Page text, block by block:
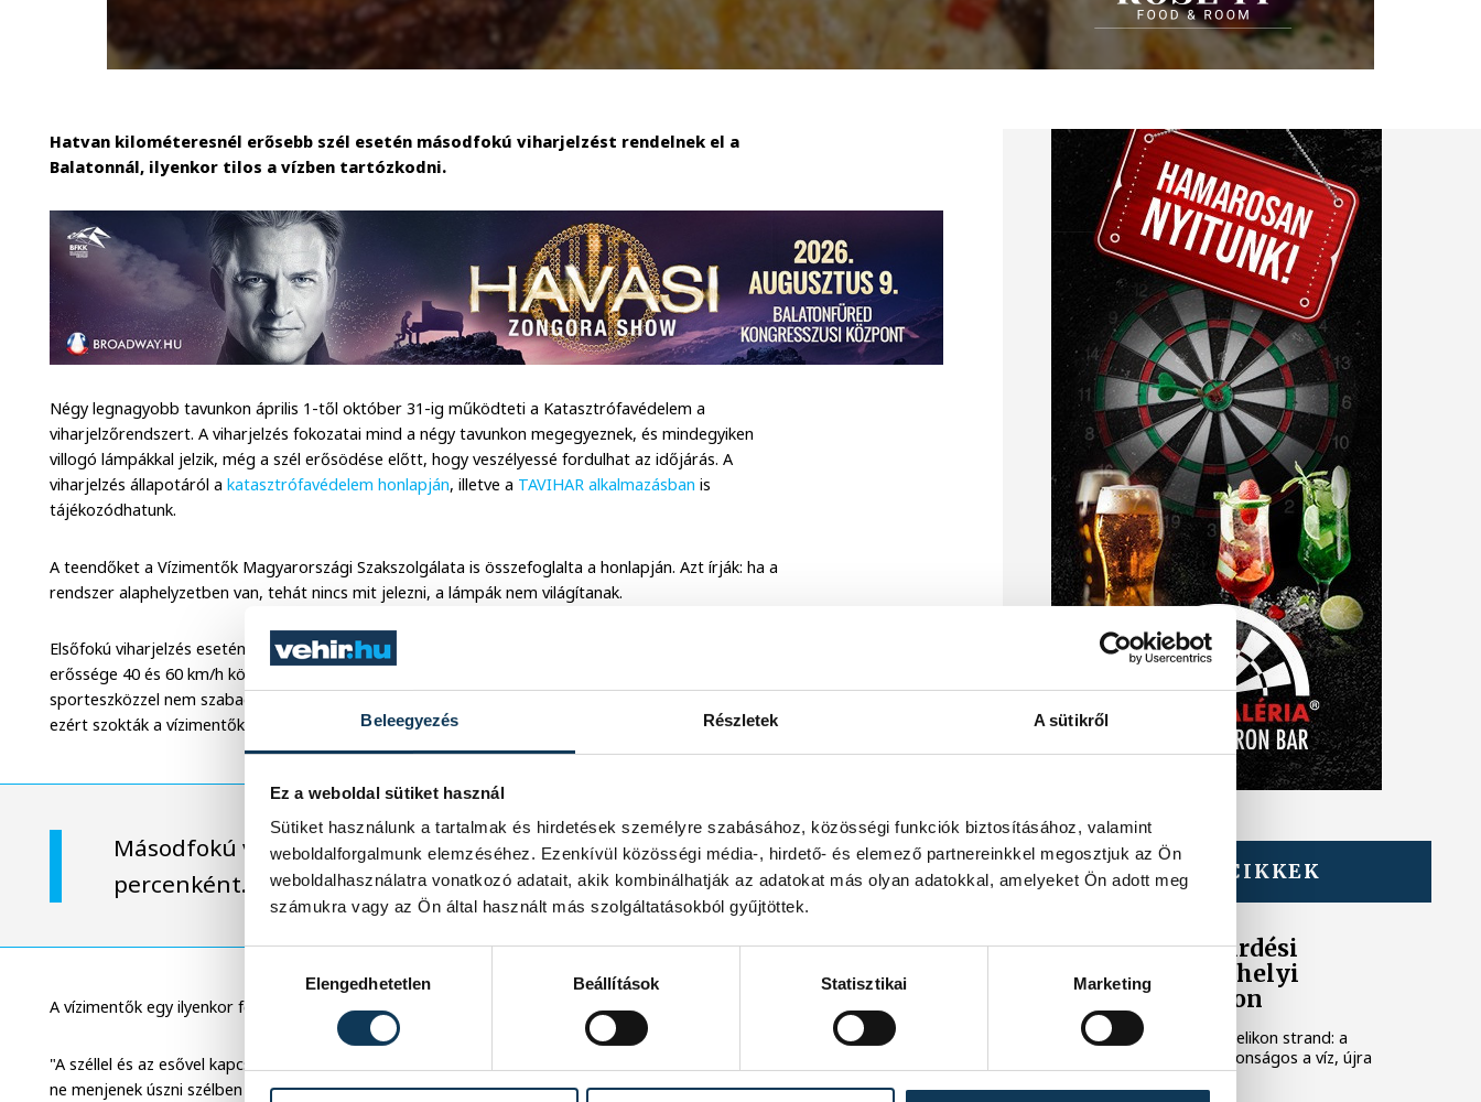
Beleegyezés Részletek A sütikről
Ez a weboldal sütiket használ
Sütiket használunk a tartalmak és hirdetések személyre szabásához, közösségi funkciók biztosításához, valamint
weboldalforgalmunk elemzéséhez. Ezenkívül közösségi média-, hirdető- és elemező partnereinkkel megosztjuk az Ön
weboldalhasználatra vonatkozó adatait, akik kombinálhatják az adatokat más olyan adatokkal, amelyeket Ön adott meg
számukra vagy az Ön által használt más szolgáltatásokból gyűjtöttek.
Elengedhetetlen
Beállítások Statisztikai Marketing
Hatvan kilométeresnél erősebb szél esetén másodfokú viharjelzést rendelnek el a
Balatonnál, ilyenkor tilos a vízben tartózkodni.
Négy legnagyobb tavunkon április 1-től október 31-ig működteti a Katasztrófavédelem a
viharjelzőrendszert. A viharjelzés fokozatai mind a négy tavunkon megegyeznek, és mindegyiken
villogó lámpákkal jelzik, még a szél erősödése előtt, hogy veszélyessé fordulhat az időjárás. A
viharjelzés állapotáról akatasztrófavédelem honlapján, illetve a TAVIHAR alkalmazásban is
tájékozódhatunk.
A teendőket a Vízimentők Magyarországi Szakszolgálata is összefoglalta a honlapján. Azt írják: ha a
rendszer alaphelyzetben van, tehát nincs mit jelezni, a lámpák nem világítanak.
Elsőfokú viharjelzés esetén már működik a lámpa, 45-öt villan percenként. Ez azt jelenti, hogy a szél
erőssége 40 és 60 km/h között van vagy lesz hamarosan. Ilyenkor fürdeni vagy strandeszközzel, vízi
sporteszközzel nem szabad messzebb menni a partról, mint 500 méter. Ezt kötelező betartani,
ezért szokták a vízimentők figyelmeztetni azt, aki ennél távolabb merészkedik.
Másodfokú viharjelzés esetén már 90-et villan a lámpa
percenként. Ilyenkor tilos a vízben tartózkodni.
A vízimentők egy ilyenkor fellépő, láthatatlan veszélyre is felhívják a figyelmet:
"A széllel és az esővel kapcsolatban fontos tudni még egy veszélyről, ami miatt azt javasoljuk, hogy
ne menjenek úszni szélben vagy esőben. Ha fúj a szél, a víz felszínén könnyen kialakulhat egy kb. 30-
TOVÁBBI CIKKEK
KÖZÉRDEKŰ
Feloldották a fürdési
tilalmat a keszthelyi
Helikon strandon
Újra nyitva a keszthelyi Helikon strand: a
mérések szerint már biztonságos a víz, újra
szabad fürdeni.